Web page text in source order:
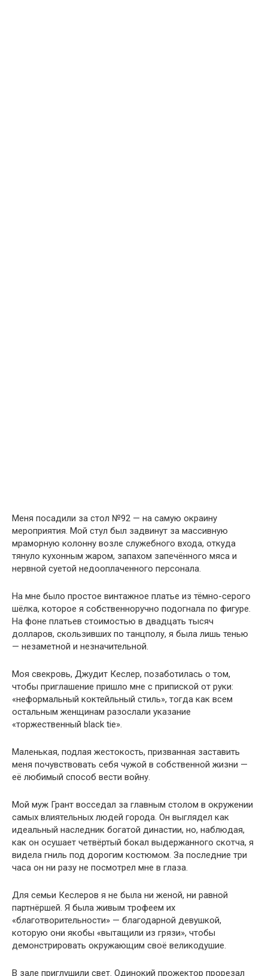
Меня посадили за стол №92 — на самую окраину
мероприятия. Мой стул был задвинут за массивную
мраморную колонну возле служебного входа, откуда
тянуло кухонным жаром, запахом запечённого мяса и
нервной суетой недооплаченного персонала.
На мне было простое винтажное платье из тёмно-серого
шёлка, которое я собственноручно подогнала по фигуре.
На фоне платьев стоимостью в двадцать тысяч
долларов, скользивших по танцполу, я была лишь тенью
— незаметной и незначительной.
Моя свекровь, Джудит Кеслер, позаботилась о том,
чтобы приглашение пришло мне с припиской от руки:
«неформальный коктейльный стиль», тогда как всем
остальным женщинам разослали указание
«торжественный black tie».
Маленькая, подлая жестокость, призванная заставить
меня почувствовать себя чужой в собственной жизни —
её любимый способ вести войну.
Мой муж Грант восседал за главным столом в окружении
самых влиятельных людей города. Он выглядел как
идеальный наследник богатой династии, но, наблюдая,
как он осушает четвёртый бокал выдержанного скотча, я
видела гниль под дорогим костюмом. За последние три
часа он ни разу не посмотрел мне в глаза.
Для семьи Кеслеров я не была ни женой, ни равной
партнёршей. Я была живым трофеем их
«благотворительности» — благодарной девушкой,
которую они якобы «вытащили из грязи», чтобы
демонстрировать окружающим своё великодушие.
В зале приглушили свет. Одинокий прожектор прорезал